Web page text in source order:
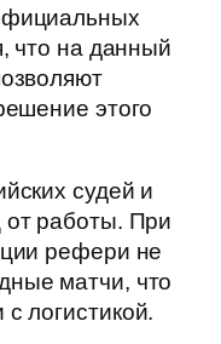
что на данный
этого
судей и
работы. При
рефери не
матчи, что
логистикой.